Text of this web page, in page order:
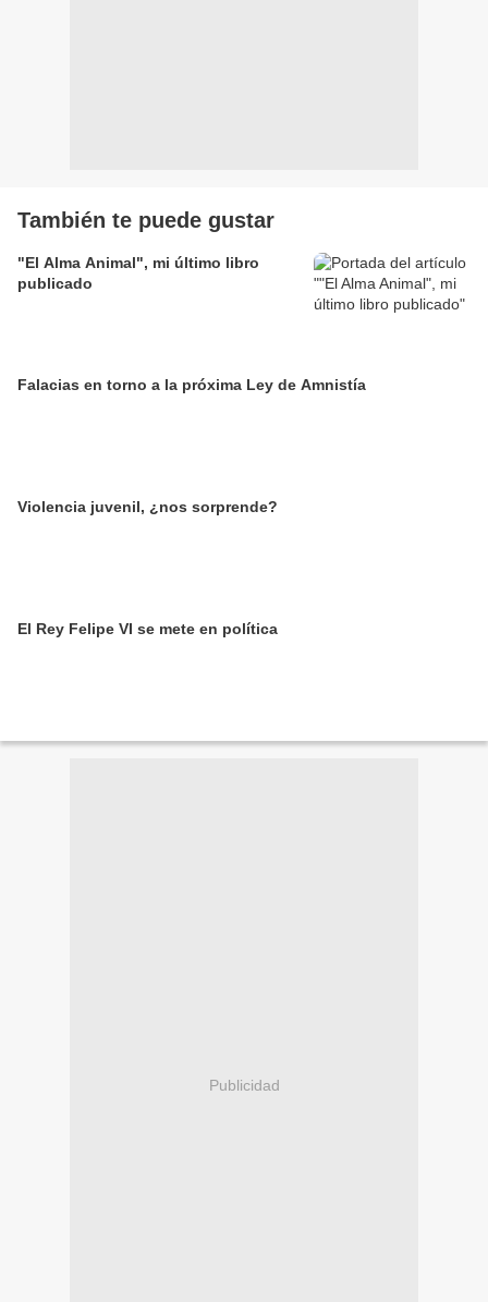
También te puede gustar
"El Alma Animal", mi último libro
publicado
Falacias en torno a la próxima Ley de Amnistía
Violencia juvenil, ¿nos sorprende?
El Rey Felipe VI se mete en política
Publicidad